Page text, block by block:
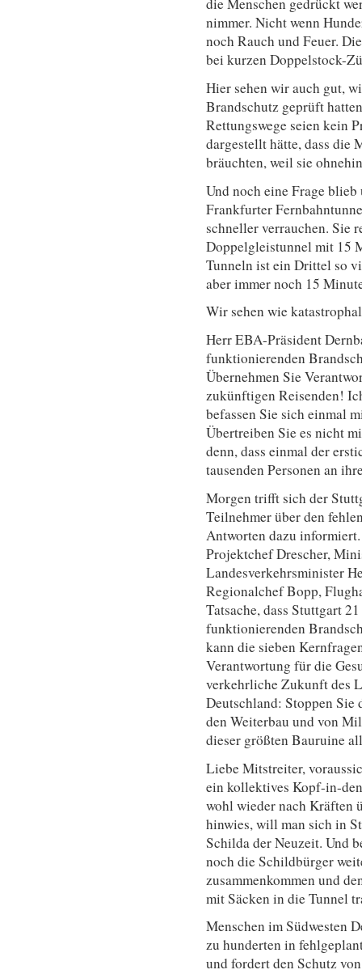
nimmer. Nicht wenn
noch Rauch und Feuer.
bei kurzen Doppelstock-
Hier sehen wir auch gut,
Brandschutz geprüft
Rettungswege seien kein
dargestellt hätte, dass die
bräuchten, weil sie
Und noch eine Frage
Frankfurter
schneller verrauchen. Sie
Doppelgleistunnel mit 15
Tunneln ist ein Drittel so
aber immer noch 15
Wir sehen wie
Herr EBA-Präsident
funktionierenden
Übernehmen Sie
zukünftigen Reisenden!
befassen Sie sich einmal
Übertreiben Sie es nicht
denn, dass einmal der
tausenden Personen an
Morgen trifft sich der
Teilnehmer über den
Antworten dazu
Projektchef Drescher,
Landesverkehrsminister
Regionalchef Bopp,
Tatsache, dass Stuttgart
funktionierenden
kann die sieben
Verantwortung für die
verkehrliche Zukunft des
Deutschland: Stoppen
den Weiterbau und von
dieser größten Bauruine
Liebe Mitstreiter,
ein kollektives Kopf-in-
wohl wieder nach Kräften
hinwies, will man sich in
Schilda der Neuzeit. Und
noch die Schildbürger
zusammenkommen und
mit Säcken in die Tunnel
Menschen im Südwesten
zu hunderten in
und fordert den Schutz